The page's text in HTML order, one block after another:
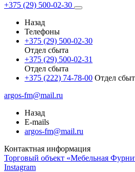
+375 (29) 500-02-30
Назад
Телефоны
+375 (29) 500-02-30
Отдел сбыта
+375 (29) 500-02-31
Отдел сбыта
+375 (222) 74-78-00 Отдел
argos-fm@mail.ru
Назад
E-mails
argos-fm@mail.ru
Контактная информация
Торговый объект «Мебельная
Instagram